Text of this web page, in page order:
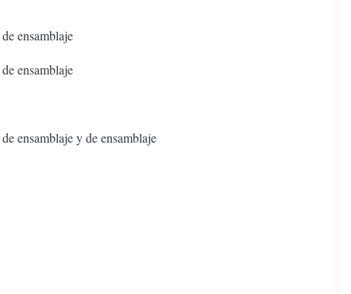
ensamblaje
ensamblaje
ensamblaje y de ensamblaje